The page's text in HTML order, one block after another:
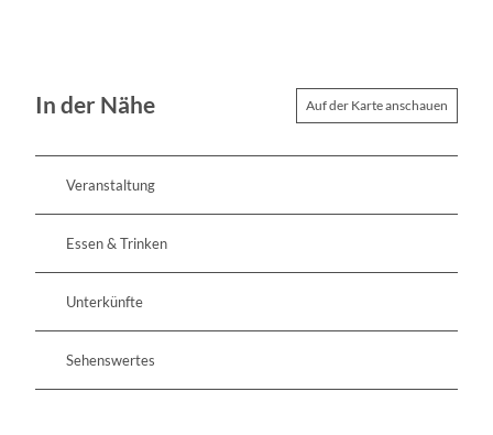
In der Nähe Auf der Karte anschauen
Veranstaltung
Essen & Trinken
Unterkünfte
Sehenswertes